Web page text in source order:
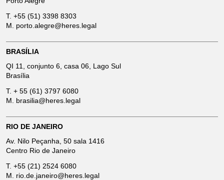
T. +55 (51) 3398 8303
M. porto.alegre@heres.legal
BRASÍLIA
QI 11, conjunto 6, casa 06, Lago Sul
Brasília
T. + 55 (61) 3797 6080
M. brasilia@heres.legal
RIO DE JANEIRO
Av. Nilo Peçanha, 50 sala 1416
Centro Rio de Janeiro
T. +55 (21) 2524 6080
M. rio.de.janeiro@heres.legal